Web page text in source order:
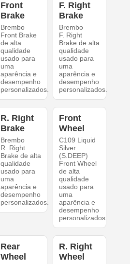
Front
Brake
Brembo
Front Brake
de alta
qualidade
usado para
uma
aparência e
desempenho
personalizados.
F. Right
Brake
Brembo
F. Right
Brake de alta
qualidade
usado para
uma
aparência e
desempenho
personalizados.
R. Right
Brake
Brembo
R. Right
Brake de alta
qualidade
usado para
uma
aparência e
desempenho
personalizados.
Front
Wheel
C109 Liquid
Silver
(S.DEEP)
Front Wheel
de alta
qualidade
usado para
uma
aparência e
desempenho
personalizados.
Rear
Wheel
R. Right
Wheel